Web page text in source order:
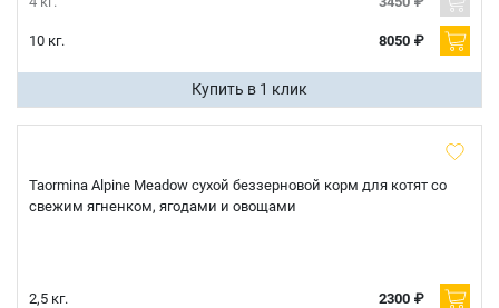
10 кг. 8050 ₽
Купить в 1 клик
Taormina Alpine Meadow сухой беззерновой корм для котят со
свежим ягненком, ягодами и овощами
2,5 кг. 2300 ₽
Продолжить покупки
Телефон